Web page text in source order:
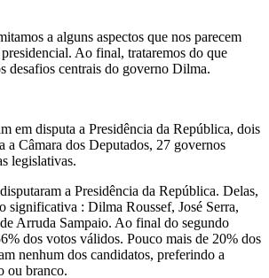
a alguns aspectos que nos parecem
Ao final, trataremos do que
desafios centrais do governo Dilma.
em disputa a Presidência da República, dois
a Câmara dos Deputados, 27 governos
legislativas.
a Presidência da República. Delas,
significativa : Dilma Roussef, José Serra,
Arruda Sampaio. Ao final do segundo
dos votos válidos. Pouco mais de 20% dos
nenhum dos candidatos, preferindo a
ou branco.